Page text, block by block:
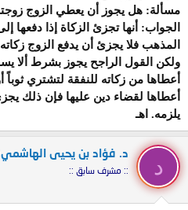
مسألة: هل يجوز أن يعطي الزوج
الجواب: أنها تجزئ الزكاة إذا دفعها
المذهب فلا يجزئ أن يدفع الزوج
ولكن القول الراجح يجوز بشرط ألا
أعطاها من زكاته للنفقة لتشتري
أعطاها لقضاء دين عليها فإن ذلك
يلزمه. اهـ
د
د. فؤاد بن يحيى الهاشمي
:: مشرف سابق ::